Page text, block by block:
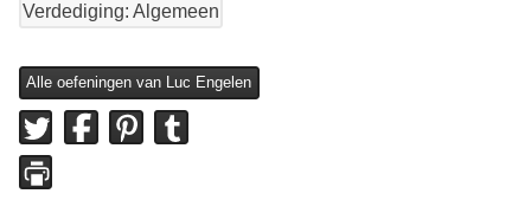
Verdediging: Algemeen
Alle oefeningen van Luc Engelen